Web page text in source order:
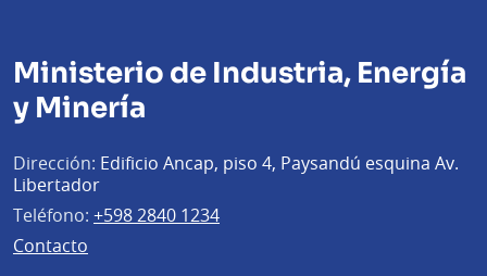
Ministerio de Industria, Energía
y Minería
Dirección: Edificio Ancap, piso 4, Paysandú esquina Av.
Libertador
Teléfono: +598 2840 1234
Contacto